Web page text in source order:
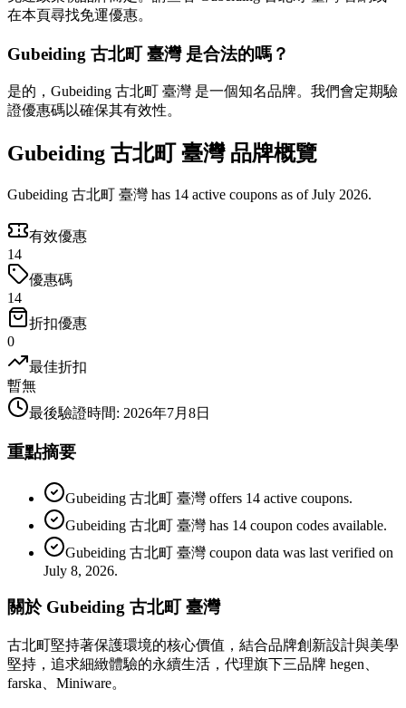
在本頁尋找免運優惠。
Gubeiding 古北町 臺灣 是合法的嗎？
是的，Gubeiding 古北町 臺灣 是一個知名品牌。我們會定期驗
證優惠碼以確保其有效性。
Gubeiding 古北町 臺灣 品牌概覽
Gubeiding 古北町 臺灣 has 14 active coupons as of July 2026.
有效優惠
14
優惠碼
14
折扣優惠
0
最佳折扣
暫無
最後驗證時間: 2026年7月8日
重點摘要
Gubeiding 古北町 臺灣 offers 14 active coupons.
Gubeiding 古北町 臺灣 has 14 coupon codes available.
Gubeiding 古北町 臺灣 coupon data was last verified on
July 8, 2026.
關於 Gubeiding 古北町 臺灣
古北町堅持著保護環境的核心價值，結合品牌創新設計與美學
堅持，追求細緻體驗的永續生活，代理旗下三品牌 hegen、
farska、Miniware。